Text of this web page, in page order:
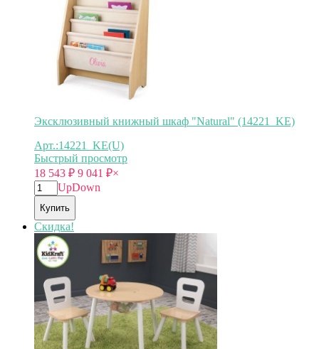
Эксклюзивный книжный шкаф "Natural" (14221_KE)
Арт.:14221_KE(U)
Быстрый просмотр
18 543 ₽ 9 041 ₽×
UpDown
Купить
Скидка!